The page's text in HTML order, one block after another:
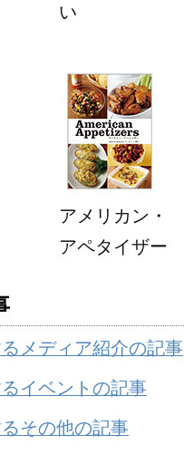
い
アメリカン・
アペタイザー
メディア紹介の記事
イベントの記事
その他の記事